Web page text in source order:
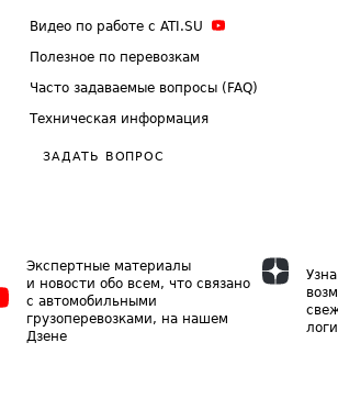
Видео по работе с ATI.SU
Полезное по перевозкам
Часто задаваемые вопросы (FAQ)
Техническая информация
ЗАДАТЬ ВОПРОС
Экспертные материалы
и новости обо всем, что связано
с автомобильными
грузоперевозками, на нашем
Дзене